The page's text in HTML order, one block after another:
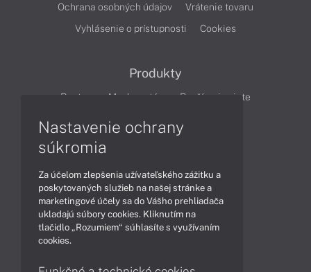
Ochrana osobných údajov
Vrátenie tovaru
Vyhlásenie o prístupnosti
Cookies
Produkty
Routery Mesh systém
Rozšírenie siete
Produkty Technológie
Obsah
Nastavenie ochrany
súkromia
Za účelom zlepšenia užívateľského zážitku a
poskytovaných služieb na našej stránke a
marketingové účely sa do Vášho prehliadača
ukladajú súbory cookies. Kliknutím na
tlačidlo „Rozumiem“ súhlasíte s využívaním
cookies.